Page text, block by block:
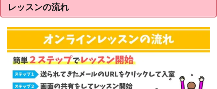
レッスンの流れ